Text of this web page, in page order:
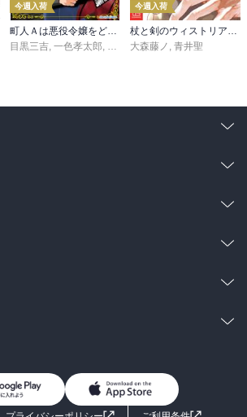
メル。
今週入荷
目黒三吉 一色孝太郎 Parum
今週入荷
大森藤ノ 青井聖
男子向けラノベ
お問い合わせ